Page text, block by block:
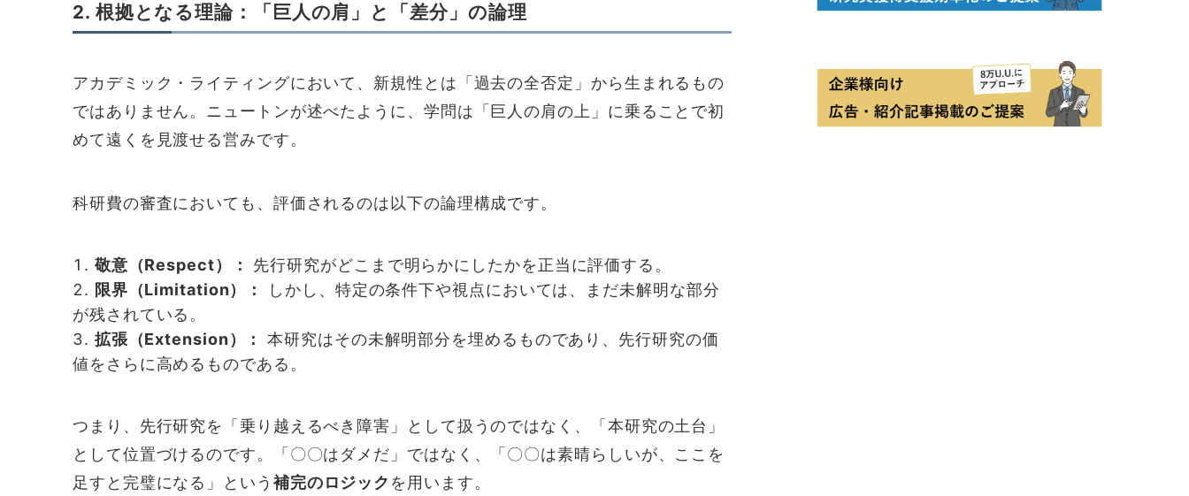
2. 根拠となる理論：「巨人の肩」と「差分」の論理
アカデミック・ライティングにおいて、新規性とは「過去の全否定」から生まれるもの
ではありません。ニュートンが述べたように、学問は「巨人の肩の上」に乗ることで初
めて遠くを見渡せる営みです。
科研費の審査においても、評価されるのは以下の論理構成です。
敬意（Respect）：
先行研究がどこまで明らかにしたかを正当に評価する。
限界（Limitation）：
しかし、特定の条件下や視点においては、まだ未解明な部分
が残されている。
拡張（Extension）：
本研究はその未解明部分を埋めるものであり、先行研究の価
値をさらに高めるものである。
つまり、先行研究を「乗り越えるべき障害」として扱うのではなく、「本研究の土台」
として位置づけるのです。「〇〇はダメだ」ではなく、「〇〇は素晴らしいが、ここを
足すと完璧になる」という 補完のロジック を用います。